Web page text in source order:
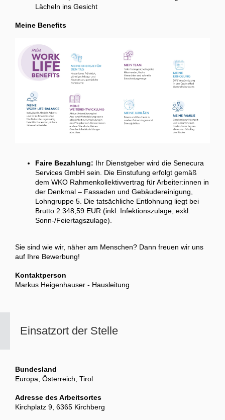
Lächeln ins Gesicht
Meine Benefits
Faire Bezahlung: Ihr Dienstgeber wird die Senecura
Services GmbH sein. Die Einstufung erfolgt gemäß
dem WKO Rahmenkollektivvertrag für Arbeiter:innen in
der Denkmal – Fassaden und Gebäudereinigung,
Lohngruppe 5. Die tatsächliche Entlohnung liegt bei
Brutto 2.348,59 EUR (inkl. Infektionszulage, exkl.
Sonn-/Feiertagszulage).
Sie sind wie wir, näher am Menschen? Dann freuen wir uns
auf Ihre Bewerbung!
Kontaktperson
Markus Heigenhauser - Hausleitung
Einsatzort der Stelle
Bundesland
Europa, Österreich, Tirol
Adresse des Arbeitsortes
Kirchplatz 9, 6365 Kirchberg